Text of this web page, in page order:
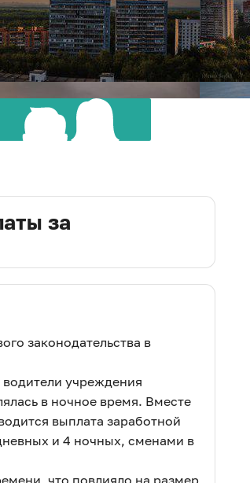
CОВЕТА ДЕПУТАТОВ
за
законодательства в
учреждения
в ночное время. Вместе
выплата заработной
и 4 ночных, сменами в
что повлияло на размер